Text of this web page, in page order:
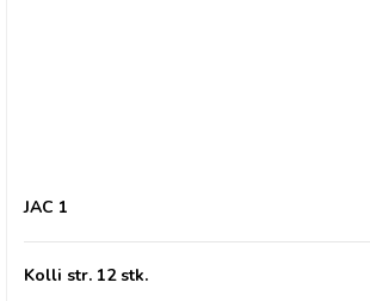
JAC 1
Kolli str. 12 stk.